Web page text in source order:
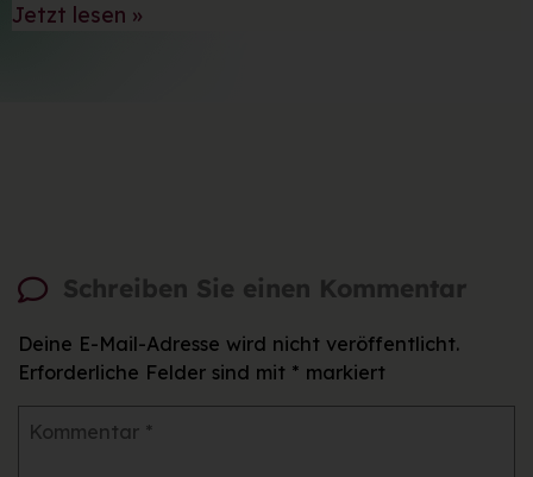
Jetzt lesen »
Schreiben Sie einen Kommentar
Deine E-Mail-Adresse wird nicht veröffentlicht.
Erforderliche Felder sind mit * markiert